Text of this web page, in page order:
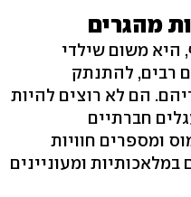
מהגרים
היא משום שילדי
רבים, להתנתק
הם לא רוצים להיות
חברתיים
ומספרים חוויות
ומעוניינים